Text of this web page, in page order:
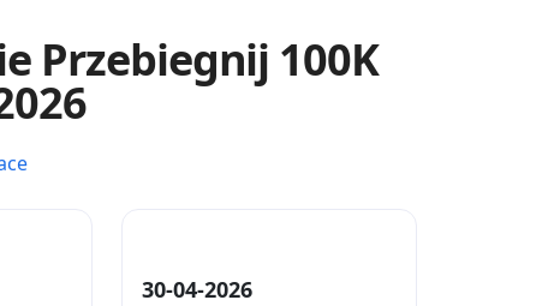
Przebiegnij 100K
30-04-2026